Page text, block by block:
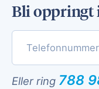
Bli oppringt
Eller ring 788